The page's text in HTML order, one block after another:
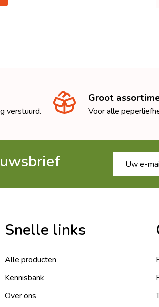
verstuurd.
Groot
Voor alle
mailadres
Snelle links
Alle producten
Kennisbank
Over ons